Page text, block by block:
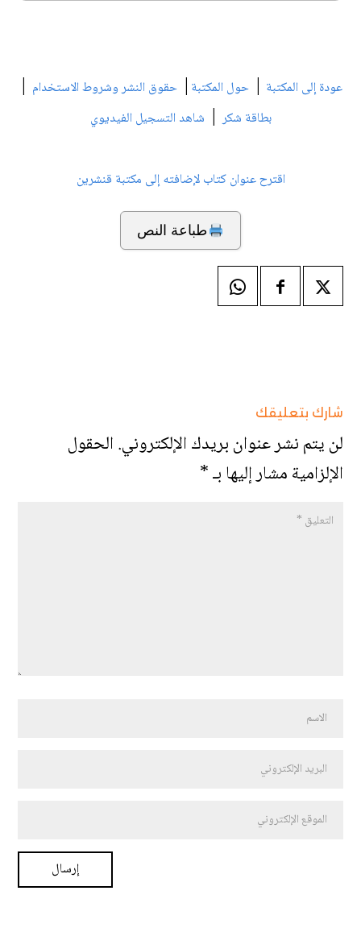
عودة إلى المكتبة | حول المكتبة | حقوق النشر وشروط الاستخدام |
بطاقة شكر| شاهد التسجيل الفيديوي
اقترح عنوان كتاب لإضافته إلى مكتبة قنشرين
طباعة النص
شارك بتعليقك
لن يتم نشر عنوان بريدك الإلكتروني.الحقول
الإلزامية مشار إليها بـ*